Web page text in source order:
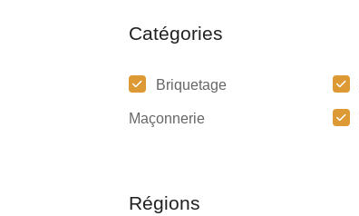
Catégories
Briquetage
Maçonnerie
Régions